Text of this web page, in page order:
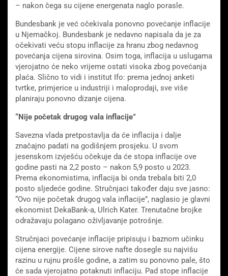
– nakon čega su cijene energenata naglo porasle.
Bundesbank je već očekivala ponovno povećanje inflacije
u Njemačkoj. Bundesbank je nedavno napisala da je za
očekivati ​​veću stopu inflacije za hranu zbog nedavnog
povećanja cijena sirovina. Osim toga, inflacija u uslugama
vjerojatno će neko vrijeme ostati visoka zbog povećanja
plaća. Slično to vidi i institut Ifo: prema jednoj anketi
tvrtke, primjerice u industriji i maloprodaji, sve više
planiraju ponovno dizanje cijena.
“Nije početak drugog vala inflacije”
Savezna vlada pretpostavlja da će inflacija i dalje
značajno padati na godišnjem prosjeku. U svom
jesenskom izvješću očekuje da će stopa inflacije ove
godine pasti na 2,2 posto – nakon 5,9 posto u 2023.
Prema ekonomistima, inflacija bi onda trebala biti 2,0
posto sljedeće godine. Stručnjaci također daju sve jasno:
“Ovo nije početak drugog vala inflacije”, naglasio je glavni
ekonomist DekaBank-a, Ulrich Kater. Trenutačne brojke
odražavaju polagano oživljavanje potrošnje.
Stručnjaci povećanje inflacije pripisuju i baznom učinku
cijena energije. Cijene sirove nafte dosegle su najvišu
razinu u rujnu prošle godine, a zatim su ponovno pale, što
će sada vjerojatno potaknuti inflaciju. Pad stope inflacije